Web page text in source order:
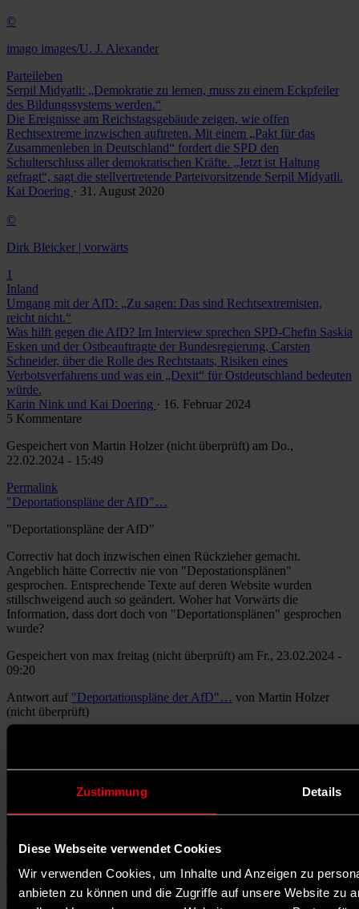
Zustimmung Details
Diese Webseite verwendet Cookies
Wir verwenden Cookies, um Inhalte und Anzeigen zu
anbieten zu können und die Zugriffe auf unsere Website zu
©
imago images/U. J. Alexander
Parteileben
Serpil Midyatli: „Demokratie zu lernen, muss zu einem Eckpfeiler
des Bildungssystems werden.“
Die Ereignisse am Reichstagsgebäude zeigen, wie offen
Rechtsextreme inzwischen auftreten. Mit einem „Pakt für das
Zusammenleben in Deutschland“ fordert die SPD den
Schulterschluss aller demokratischen Kräfte. „Jetzt ist Haltung
gefragt“, sagt die stellvertretende Parteivorsitzende Serpil Midyatli.
Kai Doering · 31. August 2020
©
Dirk Bleicker | vorwärts
1
Inland
Umgang mit der AfD: „Zu sagen: Das sind Rechtsextremisten,
reicht nicht.“
Was hilft gegen die AfD? Im Interview sprechen SPD-Chefin Saskia
Esken und der Ostbeauftragte der Bundesregierung, Carsten
Schneider, über die Rolle des Rechtstaats, Risiken eines
Verbotsverfahrens und was ein „Dexit“ für Ostdeutschland bedeuten
würde.
Karin Nink und Kai Doering · 16. Februar 2024
5 Kommentare
Gespeichert von Martin Holzer (nicht überprüft) am Do.,
22.02.2024 - 15:49
Permalink
"Deportationspläne der AfD"…
"Deportationspläne der AfD"
Correctiv hat doch inzwischen einen Rückzieher gemacht.
Angeblich hätte Correctiv nie von "Depostationsplänen"
gesprochen. Entsprechende Texte auf deren Website wurden
stillschweigend auch so geändert. Woher hat Vorwärts die
Information, dass dort doch von "Deportationsplänen" gesprochen
wurde?
Gespeichert von max freitag (nicht überprüft) am Fr., 23.02.2024 -
09:20
Antwort auf "Deportationspläne der AfD"… von Martin Holzer
(nicht überprüft)
AfD geschadet wird, da muss man auch mal fünfe gerade sein
Mitteln führen. Deshalb ist auch nicht zu beanstanden, wenn im
ÖRR bei Zufallsbefragungen der "Mann von der Straße" immer
einer von uns ist. Die Botschaft ist es, die wirkt.